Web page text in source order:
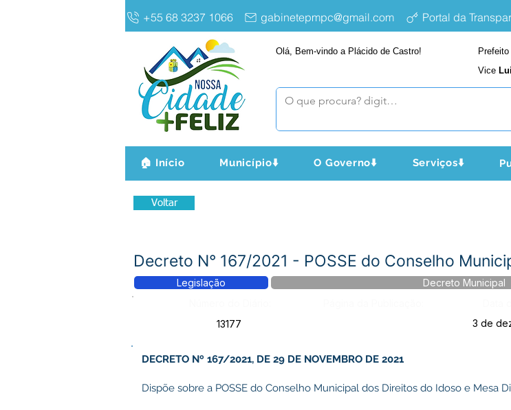
+55 68 3237 1066 gabinetepmpc@gmail.com Portal da
Olá, Bem-vindo a Plácido de Castro! Prefeito
Vice
🏠 Início Município⬇️ O Governo⬇️ Serviços⬇️
Voltar
Decreto N° 167/2021 - POSSE do Conselho
Legislação
Decreto Municipal
13177
3 de
DECRETO Nº 167/2021, DE 29 DE NOVEMBRO DE 2021
Dispõe sobre a POSSE do Conselho Municipal dos Direitos do Idoso e Mesa